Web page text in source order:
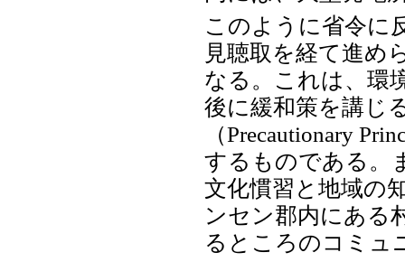
このように省令に
見聴取を経て進め
なる。これは、環
後に緩和策を講じ
（Precautionary
するものである。
文化慣習と地域の
ンセン郡内にある
るところのコミュ